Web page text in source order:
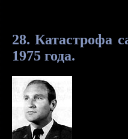
28.Катастрофа
1975 года.